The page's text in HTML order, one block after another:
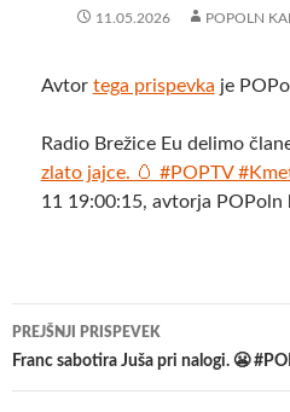
11.05.2026 POPOLN
Avtor tega prispevka je
Radio Brežice Eu delimo
zlato jajce. 🥚 #POPTV
11 19:00:15, avtorja POPoln
Krmarjenje
po
PREJŠNJI PRISPEVEK
Franc sabotira Juša pri nalogi. 😬